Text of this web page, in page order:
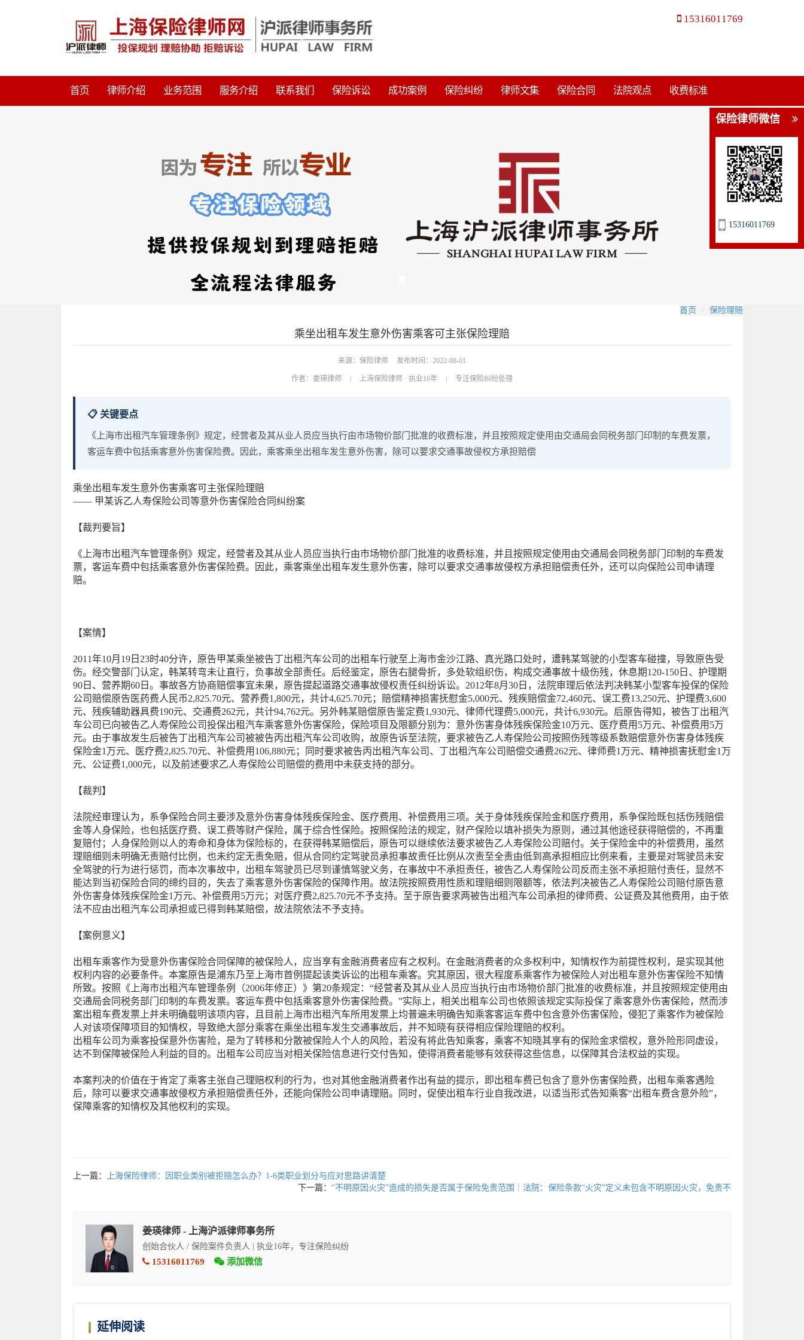
15316011769
首页 律师介绍 业务范围 服务介绍 联系我们 保险诉讼 成功案例 保险纠纷 律师文集 保险合同 法院观点 收费标准
首页 保险理赔
乘坐出租车发生意外伤害乘客可主张保险理赔
来源：保险律师 发布时间：2022-08-01
作者： 姜瑛律师 上海保险律师 · 执业16年 专注保险纠纷处理
📋 关键要点
《上海市出租汽车管理条例》规定，经营者及其从业人员应当执行由市场物价部门批准的收费标准，并且按照规定使用由交通局会同税务部门印制的车费发票，
客运车费中包括乘客意外伤害保险费。因此，乘客乘坐出租车发生意外伤害，除可以要求交通事故侵权方承担赔偿
乘坐出租车发生意外伤害乘客可主张保险理赔
—— 甲某诉乙人寿保险公司等意外伤害保险合同纠纷案
【裁判要旨】
《上海市出租汽车管理条例》规定，经营者及其从业人员应当执行由市场物价部门批准的收费标准，并且按照规定使用由交通局会同税务部门印制的车费发
票，客运车费中包括乘客意外伤害保险费。因此，乘客乘坐出租车发生意外伤害，除可以要求交通事故侵权方承担赔偿责任外，还可以向保险公司申请理
赔。
【案情】
2011年10月19日23时40分许，原告甲某乘坐被告丁出租汽车公司的出租车行驶至上海市金沙江路、真光路口处时，遭韩某驾驶的小型客车碰撞，导致原告受
伤。经交警部门认定，韩某转弯未让直行，负事故全部责任。后经鉴定，原告右腿骨折，多处软组织伤，构成交通事故十级伤残，休息期120-150日、护理期
90日、营养期60日。事故各方协商赔偿事宜未果，原告提起道路交通事故侵权责任纠纷诉讼。2012年8月30日，法院审理后依法判决韩某小型客车投保的保险
公司赔偿原告医药费人民币2,825.70元、营养费1,800元，共计4,625.70元；赔偿精神损害抚慰金5,000元、残疾赔偿金72,460元、误工费13,250元、护理费3,600
元、残疾辅助器具费190元、交通费262元，共计94,762元。另外韩某赔偿原告鉴定费1,930元、律师代理费5,000元，共计6,930元。后原告得知，被告丁出租汽
车公司已向被告乙人寿保险公司投保出租汽车乘客意外伤害保险，保险项目及限额分别为：意外伤害身体残疾保险金10万元、医疗费用5万元、补偿费用5万
元。由于事故发生后被告丁出租汽车公司被被告丙出租汽车公司收购，故原告诉至法院，要求被告乙人寿保险公司按照伤残等级系数赔偿意外伤害身体残疾
保险金1万元、医疗费2,825.70元、补偿费用106,880元；同时要求被告丙出租汽车公司、丁出租汽车公司赔偿交通费262元、律师费1万元、精神损害抚慰金1万
元、公证费1,000元，以及前述要求乙人寿保险公司赔偿的费用中未获支持的部分。
【裁判】
法院经审理认为，系争保险合同主要涉及意外伤害身体残疾保险金、医疗费用、补偿费用三项。关于身体残疾保险金和医疗费用，系争保险既包括伤残赔偿
金等人身保险，也包括医疗费、误工费等财产保险，属于综合性保险。按照保险法的规定，财产保险以填补损失为原则，通过其他途径获得赔偿的，不再重
复赔付；人身保险则以人的寿命和身体为保险标的，在获得韩某赔偿后，原告可以继续依法要求被告乙人寿保险公司赔付。关于保险金中的补偿费用，虽然
理赔细则未明确无责赔付比例，也未约定无责免赔，但从合同约定驾驶员承担事故责任比例从次责至全责由低到高承担相应比例来看，主要是对驾驶员未安
全驾驶的行为进行惩罚，而本次事故中，出租车驾驶员已尽到谨慎驾驶义务，在事故中不承担责任，被告乙人寿保险公司反而主张不承担赔付责任，显然不
能达到当初保险合同的缔约目的，失去了乘客意外伤害保险的保障作用。故法院按照费用性质和理赔细则限额等，依法判决被告乙人寿保险公司赔付原告意
外伤害身体残疾保险金1万元、补偿费用5万元；对医疗费2,825.70元不予支持。至于原告要求两被告出租汽车公司承担的律师费、公证费及其他费用，由于依
法不应由出租汽车公司承担或已得到韩某赔偿，故法院依法不予支持。
【案例意义】
出租车乘客作为受意外伤害保险合同保障的被保险人，应当享有金融消费者应有之权利。在金融消费者的众多权利中，知情权作为前提性权利，是实现其他
权利内容的必要条件。本案原告是浦东乃至上海市首例提起该类诉讼的出租车乘客。究其原因，很大程度系乘客作为被保险人对出租车意外伤害保险不知情
所致。按照《上海市出租汽车管理条例（2006年修正）》第20条规定：“经营者及其从业人员应当执行由市场物价部门批准的收费标准，并且按照规定使用由
交通局会同税务部门印制的车费发票。客运车费中包括乘客意外伤害保险费。”实际上，相关出租车公司也依照该规定实际投保了乘客意外伤害保险，然而涉
案出租车费发票上并未明确载明该项内容，且目前上海市出租汽车所用发票上均普遍未明确告知乘客客运车费中包含意外伤害保险，侵犯了乘客作为被保险
人对该项保障项目的知情权，导致绝大部分乘客在乘坐出租车发生交通事故后，并不知晓有获得相应保险理赔的权利。
出租车公司为乘客投保意外伤害险，是为了转移和分散被保险人个人的风险，若没有将此告知乘客，乘客不知晓其享有的保险金求偿权，意外险形同虚设，
达不到保障被保险人利益的目的。出租车公司应当对相关保险信息进行交付告知，使得消费者能够有效获得这些信息，以保障其合法权益的实现。
本案判决的价值在于肯定了乘客主张自己理赔权利的行为，也对其他金融消费者作出有益的提示，即出租车费已包含了意外伤害保险费，出租车乘客遇险
后，除可以要求交通事故侵权方承担赔偿责任外，还能向保险公司申请理赔。同时，促使出租车行业自我改进，以适当形式告知乘客“出租车费含意外险”，
保障乘客的知情权及其他权利的实现。
上一篇：
上海保险律师：因职业类别被拒赔怎么办？1-6类职业划分与应对思路讲清楚
下一篇： “不明原因火灾”造成的损失是否属于保险免责范围｜法院：保险条款“火灾”定义未包含不明原因火灾，免责不
姜瑛律师 - 上海沪派律师事务所
创始合伙人 / 保险案件负责人 | 执业16年，专注保险纠纷
15316011769 添加微信
延伸阅读
保险律师微信
15316011769